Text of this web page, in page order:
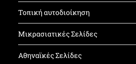
Τοπική αυτοδιοίκηση
Μικρασιατικές Σελίδες
Αθηναϊκές Σελίδες